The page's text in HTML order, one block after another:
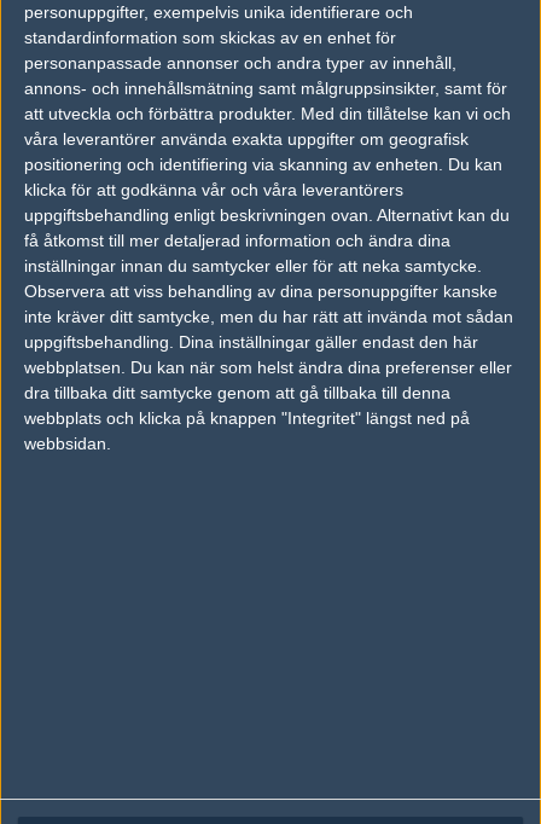
personuppgifter, exempelvis unika identifierare och
standardinformation som skickas av en enhet för
personanpassade annonser och andra typer av innehåll,
annons- och innehållsmätning samt målgruppsinsikter, samt för
att utveckla och förbättra produkter. Med din tillåtelse kan vi och
våra leverantörer använda exakta uppgifter om geografisk
positionering och identifiering via skanning av enheten. Du kan
klicka för att godkänna vår och våra leverantörers
uppgiftsbehandling enligt beskrivningen ovan. Alternativt kan du
få åtkomst till mer detaljerad information och ändra dina
inställningar innan du samtycker eller för att neka samtycke.
Observera att viss behandling av dina personuppgifter kanske
inte kräver ditt samtycke, men du har rätt att invända mot sådan
uppgiftsbehandling. Dina inställningar gäller endast den här
webbplatsen. Du kan när som helst ändra dina preferenser eller
dra tillbaka ditt samtycke genom att gå tillbaka till denna
webbplats och klicka på knappen "Integritet" längst ned på
webbsidan.
Bio
Oskari "ErrorzZz" Hammar är en Counter-Strike: Global Offensive-
spelare från Finland, som för närvarande spelar i Finland.
Senaste matcherna
Inga spelade matcher
Följ oss i social media
Följ oss på Facebook
Följ oss på Twitter
Följ oss på Instagram
Följ oss på Twitch